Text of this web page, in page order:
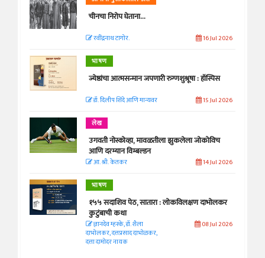
चीनचा निरोप घेताना...
रवींद्रनाथ टागोर. 16 Jul 2026
भाषण
ज्येष्ठांचा आत्मसन्मान जपणारी रुग्णशुश्रूषा : हॉस्पिस
डॉ. दिलीप शिंदे आणि मान्यवर 15 Jul 2026
लेख
उगवती नोस्कोव्हा, मावळतीला झुकलेला जोकोविच
आणि दरम्यान विम्बल्डन
आ. श्री. केतकर 14 Jul 2026
भाषण
१५५ सदाशिव पेठ, सातारा : लोकविलक्षण दाभोलकर
कुटुंबाची कथा
ज्ञानदेव म्हस्के, डॉ. शैला
दाभोलकर, दत्तप्रसाद दाभोळकर,
दत्ता दामोदर नायक
08 Jul 2026